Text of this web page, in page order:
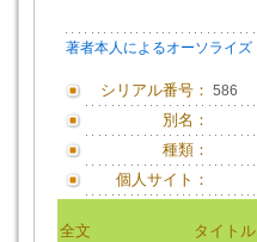
著者本人によるオーソライズ
シリアル番号： 586
別名：
種類：
個人サイト：
全文 タイトル